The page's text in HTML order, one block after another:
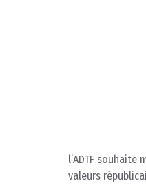
l’ADTF
valeurs